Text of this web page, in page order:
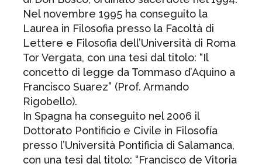
Nel novembre 1995 ha conseguito la
Laurea in Filosofia presso la Facoltà di
Lettere e Filosofia dell’Università di Roma
Tor Vergata, con una tesi dal titolo: “Il
concetto di legge da Tommaso d’Aquino a
Francisco Suarez” (Prof. Armando
Rigobello).
In Spagna ha conseguito nel 2006 il
Dottorato Pontificio e Civile in Filosofía
presso l’Università Pontificia di Salamanca,
con una tesi dal titolo: “Francisco de Vitoria